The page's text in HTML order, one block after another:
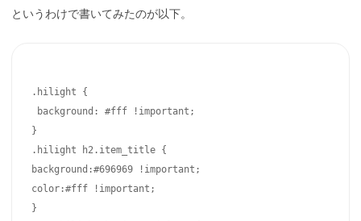
というわけで書いてみたのが以下。
.hilight {
background: #fff !important;
}
.hilight h2.item_title {
background:#696969 !important;
color:#fff !important;
}